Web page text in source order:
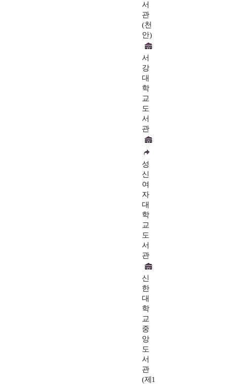
서
관
(천
안)
서
강
대
학
교
도
서
관
성
신
여
자
대
학
교
도
서
관
신
한
대
학
교
중
앙
도
서
관
(제1